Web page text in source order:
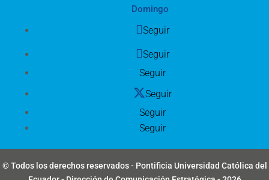
Domingo
Seguir
Seguir
Seguir
Seguir
Seguir
Seguir
© Todos los derechos reservados - Pontificia Universidad Católica del